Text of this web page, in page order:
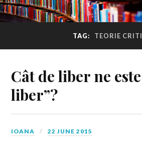
TAG: TEORIE
Cât de liber ne
liber”?
IOANA 22 JUNE 2015